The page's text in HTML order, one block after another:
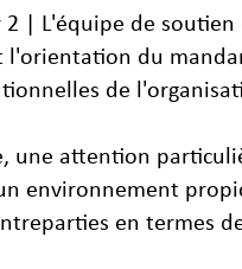
| L'équipe de
l'orientation du
de
une attention
environnement
en termes